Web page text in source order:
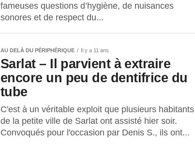
fameuses questions d’hygiène, de nuisances
sonores et de respect du...
AU DELÀ DU PÉRIPHÉRIQUE Il y a 11 ans
Sarlat – Il parvient à extraire
encore un peu de dentifrice du
tube
C'est à un véritable exploit que plusieurs habitants
de la petite ville de Sarlat ont assisté hier soir.
Convoqués pour l'occasion par Denis S., ils ont...